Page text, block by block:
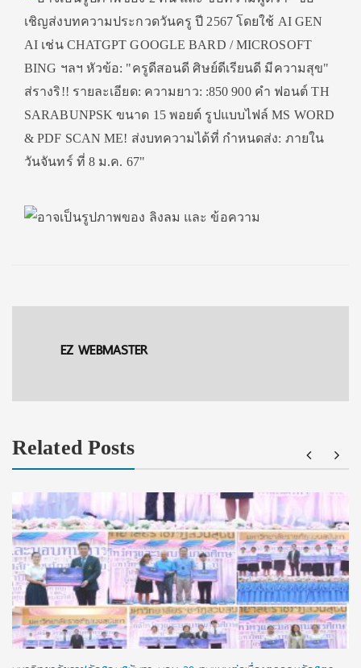
EZ WEBMASTER
Related Posts